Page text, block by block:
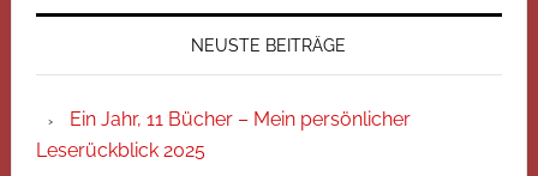
NEUSTE BEITRÄGE
Ein Jahr, 11 Bücher – Mein persönlicher
Leserückblick 2025